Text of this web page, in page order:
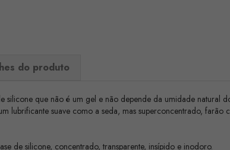
do produto
silicone que não é um gel e não depende da umidade
lubrificante suave como a seda, mas superconcentrado, farão
de silicone, concentrado, transparente, insípido e inodoro.